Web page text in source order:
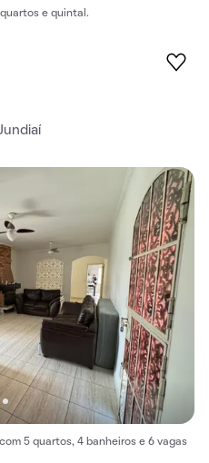
e quintal.
5 quartos, 4 banheiros e 6 vagas